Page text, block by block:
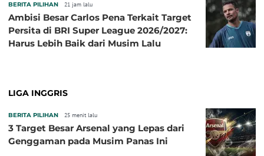
BERITA PILIHAN 21 jam lalu
Ambisi Besar Carlos Pena Terkait Target
Persita di BRI Super League 2026/2027:
Harus Lebih Baik dari Musim Lalu
LIGA INGGRIS
BERITA PILIHAN 25 menit lalu
3 Target Besar Arsenal yang Lepas dari
Genggaman pada Musim Panas Ini